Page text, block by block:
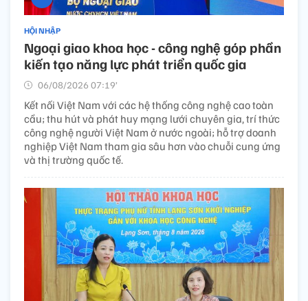
HỘI NHẬP
Ngoại giao khoa học - công nghệ góp phần
kiến tạo năng lực phát triển quốc gia
06/08/2026 07:19’
Kết nối Việt Nam với các hệ thống công nghệ cao toàn
cầu; thu hút và phát huy mạng lưới chuyên gia, trí thức
công nghệ người Việt Nam ở nước ngoài; hỗ trợ doanh
nghiệp Việt Nam tham gia sâu hơn vào chuỗi cung ứng
và thị trường quốc tế.